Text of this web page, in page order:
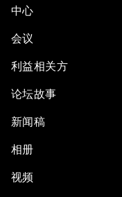
中心
会议
利益相关方
论坛故事
新闻稿
相册
视频